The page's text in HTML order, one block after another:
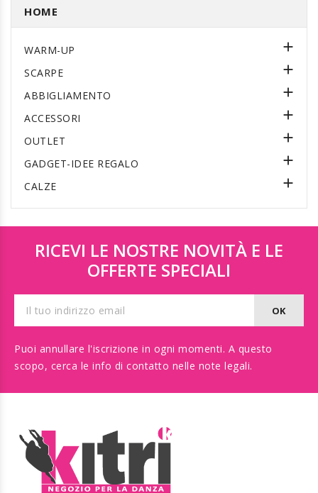
HOME
WARM-UP 
SCARPE 
ABBIGLIAMENTO 
ACCESSORI 
OUTLET 
GADGET-IDEE REGALO 
CALZE 
RICEVI LE NOSTRE NOVITÀ E LE
OFFERTE SPECIALI
Puoi annullare l'iscrizione in ogni momenti. A questo
scopo, cerca le info di contatto nelle note legali.